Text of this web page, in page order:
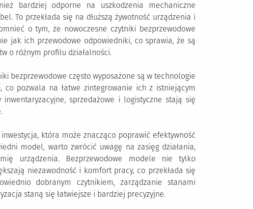
bardziej odporne na uszkodzenia mechaniczne
To przekłada się na dłuższą żywotność urządzenia i
o tym, że nowoczesne czytniki bezprzewodowe
jak ich przewodowe odpowiedniki, co sprawia, że są
o różnym profilu działalności.
bezprzewodowe często wyposażone są w technologie
co pozwala na łatwe zintegrowanie ich z istniejącym
sprzedażowe i logistyczne stają się
która może znacząco poprawić efektywność
model, warto zwrócić uwagę na zasięg działania,
urządzenia. Bezprzewodowe modele nie tylko
niezawodność i komfort pracy, co przekłada się
dobranym czytnikiem, zarządzanie stanami
staną się łatwiejsze i bardziej precyzyjne.